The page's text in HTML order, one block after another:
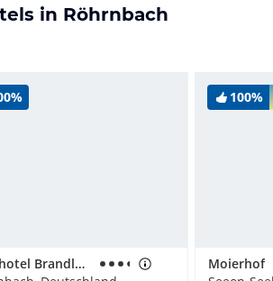
in Röhrnbach
Landhotel Brandlhof
100%
Moierhof